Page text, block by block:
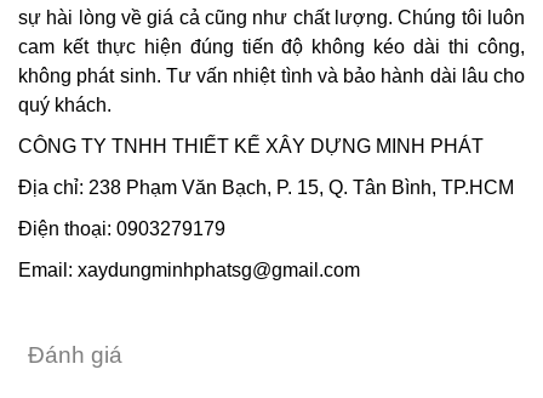
sự hài lòng về giá cả cũng như chất lượng. Chúng tôi luôn
cam kết thực hiện đúng tiến độ không kéo dài thi công,
không phát sinh. Tư vấn nhiệt tình và bảo hành dài lâu cho
quý khách.
CÔNG TY TNHH THIẾT KẾ XÂY DỰNG MINH PHÁT
Địa chỉ: 238 Phạm Văn Bạch, P. 15, Q. Tân Bình, TP.HCM
Điện thoại: 0903279179
Email: xaydungminhphatsg@gmail.com
Đánh giá